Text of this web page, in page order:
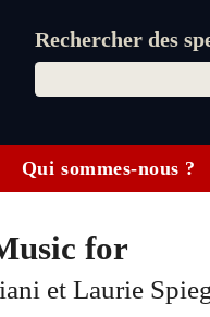
Rechercher des
Qui sommes-nous ?
for
et Laurie